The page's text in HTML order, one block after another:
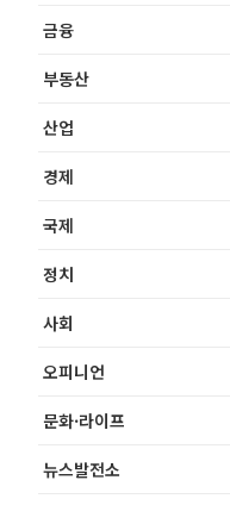
금융
부동산
산업
경제
국제
정치
사회
오피니언
문화·라이프
뉴스발전소